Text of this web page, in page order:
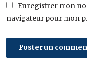
Enregistrer mon
navigateur pour mon